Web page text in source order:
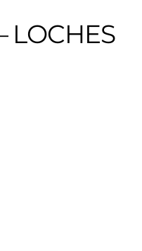
LOCHES